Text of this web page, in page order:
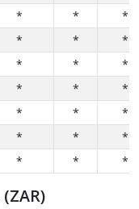
* *
*
* *
*
* *
*
* *
*
* *
*
* *
*
* * *